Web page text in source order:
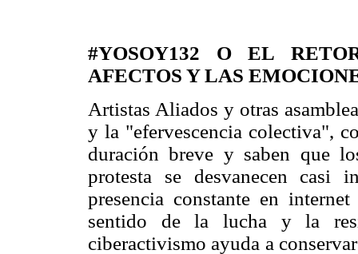
#YOSOY132 O EL
AFECTOS Y LAS
Artistas Aliados y otras
y la "efervescencia colectiva",
duración breve y saben que
protesta se desvanecen casi
presencia constante en
sentido de la lucha y la
ciberactivismo ayuda a